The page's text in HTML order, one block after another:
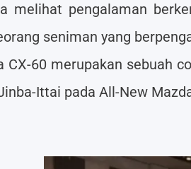
melihat pengalaman
seniman yang
CX-60 merupakan sebuah
Ittai pada All-New